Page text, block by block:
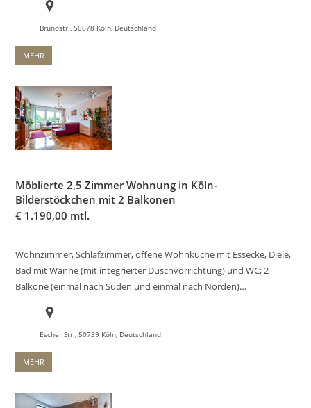
Brunostr., 50678 Köln, Deutschland
MEHR
Möblierte 2,5 Zimmer Wohnung in Köln-
Bilderstöckchen mit 2 Balkonen
€ 1.190,00 mtl.
Wohnzimmer, Schlafzimmer, offene Wohnküche mit Essecke, Diele,
Bad mit Wanne (mit integrierter Duschvorrichtung) und WC; 2
Balkone (einmal nach Süden und einmal nach Norden)…
Escher Str., 50739 Köln, Deutschland
MEHR